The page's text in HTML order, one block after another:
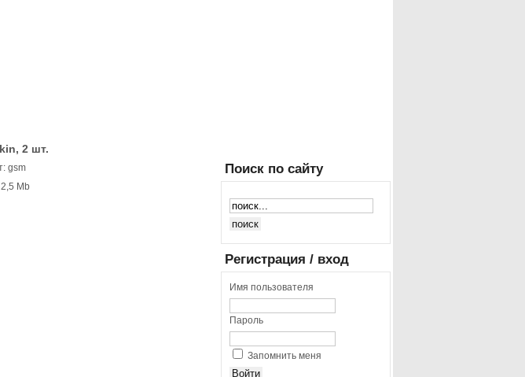
2 шт.
gsm
Mb
Поиск по сайту
Регистрация / вход
Имя пользователя
Пароль
Запомнить меня